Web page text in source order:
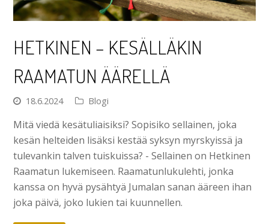
HETKINEN – KESÄLLÄKIN
RAAMATUN ÄÄRELLÄ
18.6.2024 Blogi
Mitä viedä kesätuliaisiksi? Sopisiko sellainen, joka
kesän helteiden lisäksi kestää syksyn myrskyissä ja
tulevankin talven tuiskuissa? - Sellainen on Hetkinen
Raamatun lukemiseen. Raamatunlukulehti, jonka
kanssa on hyvä pysähtyä Jumalan sanan ääreen ihan
joka päivä, joko lukien tai kuunnellen.